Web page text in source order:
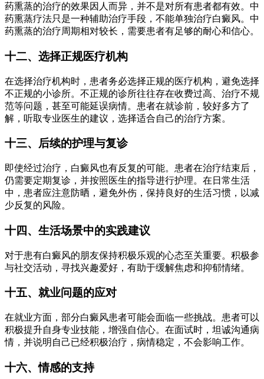
药熏蒸的治疗的效果因人而异，并不是对所有患者都有效。中
药熏蒸疗法只是一种辅助治疗手段，不能单独治疗白癜风。中
药熏蒸的治疗周期相对较长，需要患者有足够的耐心和信心。
十二、选择正规医疗机构
在选择治疗机构时，患者务必选择正规的医疗机构，避免选择
不正规的小诊所。不正规的诊所往往存在收费过高、治疗不规
范等问题，甚至可能延误病情。患者在就诊前，较好多方了
解，听取专业医生的建议，选择适合自己的治疗方案。
十三、后续的护理与复诊
即使经过治疗，白癜风也有反复的可能。患者在治疗结束后，
仍需要定期复诊，并按照医生的指导进行护理。在日常生活
中，患者应注意防晒，避免外伤，保持良好的生活习惯，以减
少反复的风险。
十四、生活场景中的实践建议
对于患有白癜风的朋友保持积极乐观的心态至关重要。积极参
与社交活动，寻找兴趣爱好，有助于缓解焦虑和抑郁情绪。
十五、就业问题的应对
在就业方面，部分白癜风患者可能会面临一些挑战。患者可以
积极提升自身专业技能，增强自信心。在面试时，坦诚沟通病
情，并说明自己已经积极治疗，病情稳定，不会影响工作。
十六、情感的支持